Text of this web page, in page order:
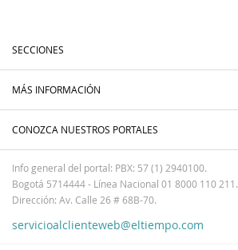
SECCIONES
MÁS INFORMACIÓN
CONOZCA NUESTROS PORTALES
Info general del portal: PBX: 57 (1) 2940100.
Bogotá 5714444 - Línea Nacional 01 8000 110 211.
Dirección: Av. Calle 26 # 68B-70.
servicioalclienteweb@eltiempo.com